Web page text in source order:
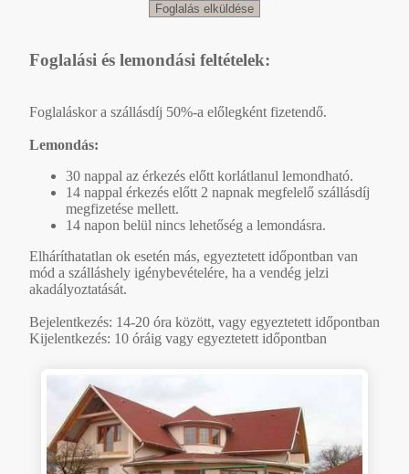
Foglalási és lemondási feltételek:
Foglaláskor a szállásdíj 50%-a előlegként fizetendő.
Lemondás:
30 nappal az érkezés előtt korlátlanul lemondható.
14 nappal érkezés előtt 2 napnak megfelelő szállásdíj
megfizetése mellett.
14 napon belül nincs lehetőség a lemondásra.
Elháríthatatlan ok esetén más, egyeztetett időpontban van
mód a szálláshely igénybevételére, ha a vendég jelzi
akadályoztatását.
Bejelentkezés: 14-20 óra között, vagy egyeztetett időpontban
Kijelentkezés: 10 óráig vagy egyeztetett időpontban